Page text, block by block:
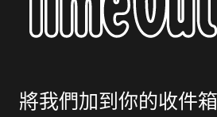
將我們加到你的收件箱